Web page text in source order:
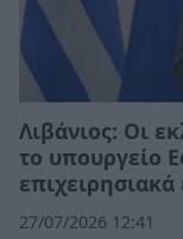
Λιβάνιος: Οι
το υπουργείο
επιχειρησιακά
27/07/2026 12:41